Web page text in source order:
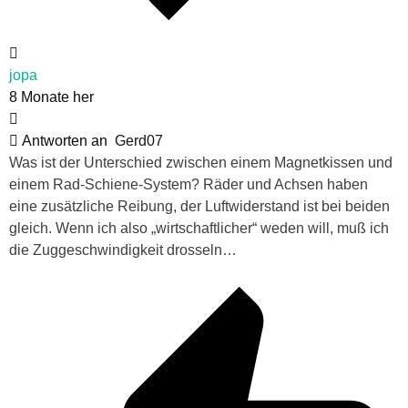
jopa
8 Monate her
Antworten an Gerd07
Was ist der Unterschied zwischen einem Magnetkissen und
einem Rad-Schiene-System? Räder und Achsen haben
eine zusätzliche Reibung, der Luftwiderstand ist bei beiden
gleich. Wenn ich also „wirtschaftlicher“ weden will, muß ich
die Zuggeschwindigkeit drosseln…